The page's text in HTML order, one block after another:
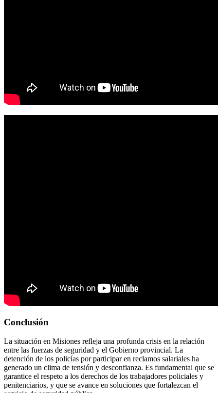
Conclusión
La situación en Misiones refleja una profunda crisis en la relación
entre las fuerzas de seguridad y el Gobierno provincial. La
detención de los policías por participar en reclamos salariales ha
generado un clima de tensión y desconfianza. Es fundamental que se
garantice el respeto a los derechos de los trabajadores policiales y
penitenciarios, y que se avance en soluciones que fortalezcan el